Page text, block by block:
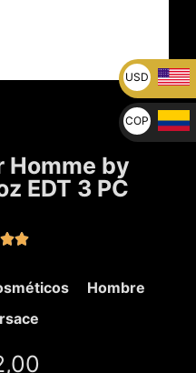
Homme by
EDT 3 PC

Hombre
USD
U$
COP
$